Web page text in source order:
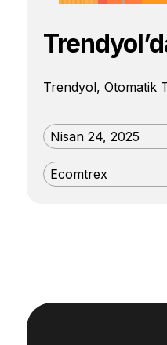
Trendyol, Otomatik
Nisan 24, 2025
Ecomtrex